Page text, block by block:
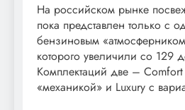
На российском рынке
пока представлен только с
бензиновым
которого увеличили со 129
Комплектаций две – Comfort
«механикой» и Luxury с